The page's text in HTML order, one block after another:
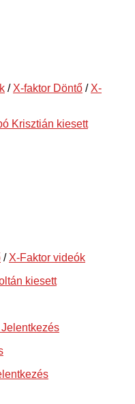
/ X-faktor Döntő / X-
Krisztián kiesett
/ X-Faktor videók
kiesett